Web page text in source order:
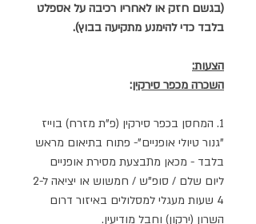
(בגשם חזק או לאחריו רכיבה על אספלט
בלבד כדי להימנע מתקיעה בבוץ).
הצעות:
השכרה מכפר סירקין:
1. המחסן בכפר סירקין (פ"ת מזרח) בוייז
"גנור טיולי אופניים"- פתוח בתיאום מראש
בלבד - מכאן מתבצעת מסירת אופניים
ליום שלם / סופ"ש / חמשוש או יציאה ל2-
4 שעות מעגלי למסלולים באיזור דרום
השרון (ירקון) וחבל מודיעין.